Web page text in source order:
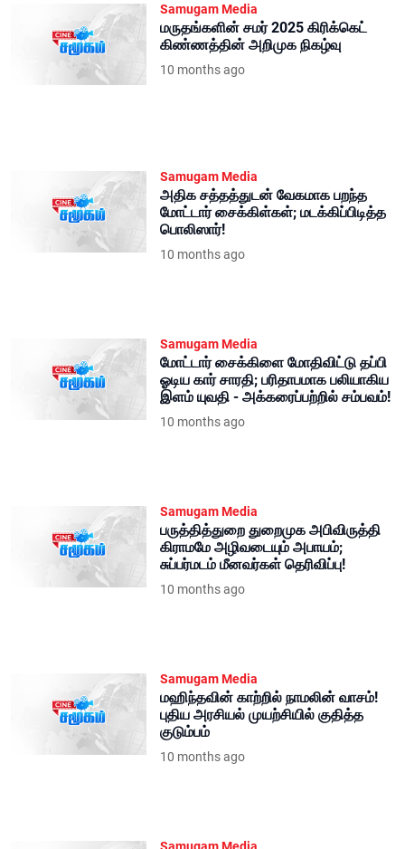
Samugam Media
மருதங்களின் சமர் 2025 கிரிக்கெட்
கிண்ணத்தின் அறிமுக நிகழ்வு
10 months ago
Samugam Media
அதிக சத்தத்துடன் வேகமாக பறந்த
மோட்டார் சைக்கிள்கள்; மடக்கிப்பிடித்த
பொலிஸார்!
10 months ago
Samugam Media
மோட்டார் சைக்கிளை மோதிவிட்டு தப்பி
ஓடிய கார் சாரதி; பரிதாபமாக பலியாகிய
இளம் யுவதி - அக்கரைப்பற்றில் சம்பவம்!
10 months ago
Samugam Media
பருத்தித்துறை துறைமுக அபிவிருத்தி
கிராமமே அழிவடையும் அபாயம்;
சுப்பர்மடம் மீனவர்கள் தெரிவிப்பு!
10 months ago
Samugam Media
மஹிந்தவின் காற்றில் நாமலின் வாசம்!
புதிய அரசியல் முயற்சியில் குதித்த
குடும்பம்
10 months ago
Samugam Media